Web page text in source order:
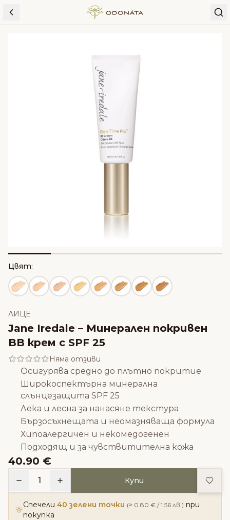
Skip to content
ЛИЦЕ
Jane Iredale – Минерален покривен
BB крем с SPF 25
Няма отзиви
Осигурява средно до плътно покритие
Широкоспектърна минерална
слънцезащита SPF 25
Лека и лесна за нанасяне текстура
Бързосъхнещата и неомазняваща формула
Хипоалергичен и некомедогенен
Подходящ и за чувствитителна кожа
40.90 €
Цвят:
1 Купи
Спечели 40 зелени точки (≈ 0.80 € / 1.56 лв.) при
покупка